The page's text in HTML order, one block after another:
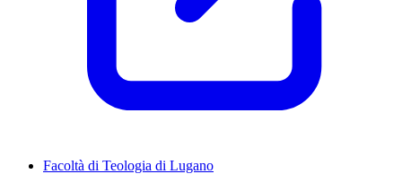
Facoltà di Teologia di Lugano